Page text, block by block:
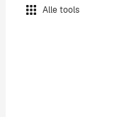
Alle tools